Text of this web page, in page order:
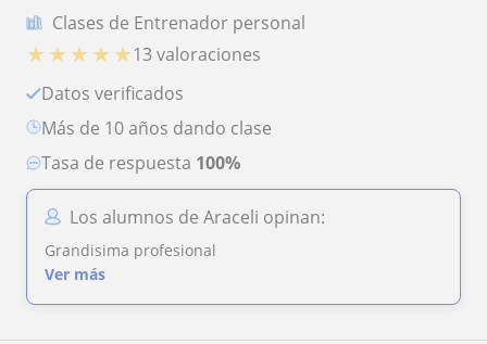
Clases de Entrenador personal
★ ★ ★ ★ ★13 valoraciones
Datos verificados
más de 10 años dando clase
Tasa de respuesta 100%
Los alumnos de Araceli opinan:
Grandisima profesional
Ver más